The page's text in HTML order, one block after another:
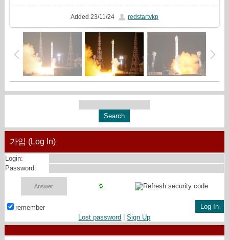
Added 23/11/24 redstartvkp
가입 (Log In)
Login:
Password:
remember
Lost password |Sign Up